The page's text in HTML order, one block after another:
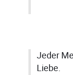
Jeder
Liebe.